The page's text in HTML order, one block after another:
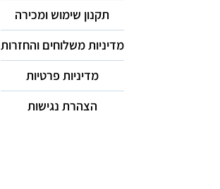
תקנון שימוש ומכירה
מדיניות משלוחים והחזרות
מדיניות פרטיות
הצהרת נגישות